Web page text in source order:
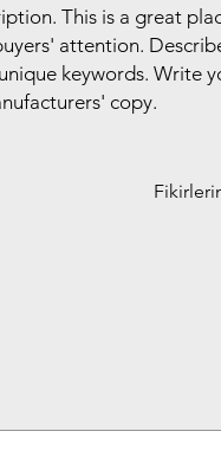
This is a great
attention.
keywords. Write
copy.